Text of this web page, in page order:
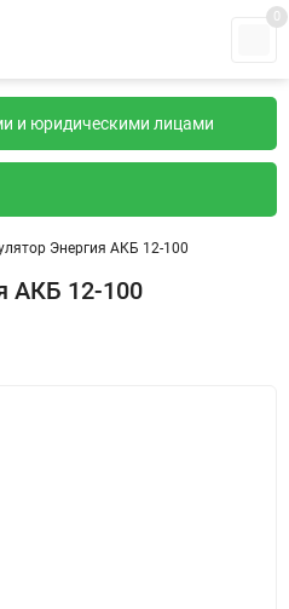
0
и юридическими лицами
Энергия АКБ 12-100
АКБ 12-100